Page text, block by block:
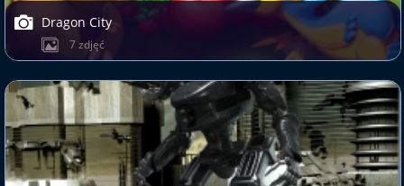
Dragon City
7 zdjęć